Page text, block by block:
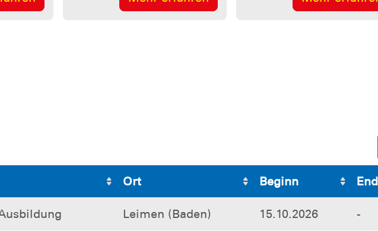
Leimen (Baden) 15.10.2026 -
Leimen (Baden) 05.11.2026 -
Leimen (Baden) 23.01.2027 -